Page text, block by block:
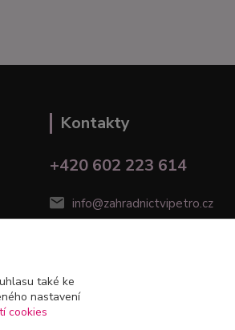
Kontakty
+420 602 223 614
info@zahradnictvipetro.cz
také ke
nastavení
cookies